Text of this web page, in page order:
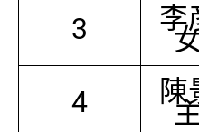
3 李
4 陳